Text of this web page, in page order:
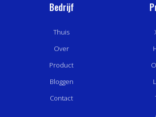
Bedrijf
Thuis
Over
Product
Bloggen
Contact